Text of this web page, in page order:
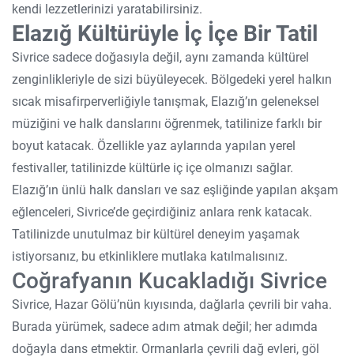
kendi lezzetlerinizi yaratabilirsiniz.
Elazığ Kültürüyle İç İçe Bir Tatil
Sivrice sadece doğasıyla değil, aynı zamanda kültürel
zenginlikleriyle de sizi büyüleyecek. Bölgedeki yerel halkın
sıcak misafirperverliğiyle tanışmak, Elazığ’ın geleneksel
müziğini ve halk danslarını öğrenmek, tatilinize farklı bir
boyut katacak. Özellikle yaz aylarında yapılan yerel
festivaller, tatilinizde kültürle iç içe olmanızı sağlar.
Elazığ’ın ünlü halk dansları ve saz eşliğinde yapılan akşam
eğlenceleri, Sivrice’de geçirdiğiniz anlara renk katacak.
Tatilinizde unutulmaz bir kültürel deneyim yaşamak
istiyorsanız, bu etkinliklere mutlaka katılmalısınız.
Coğrafyanın Kucakladığı Sivrice
Sivrice, Hazar Gölü’nün kıyısında, dağlarla çevrili bir vaha.
Burada yürümek, sadece adım atmak değil; her adımda
doğayla dans etmektir. Ormanlarla çevrili dağ evleri, göl